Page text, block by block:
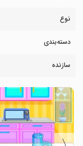
نوع
دسته‌بندی
سازنده